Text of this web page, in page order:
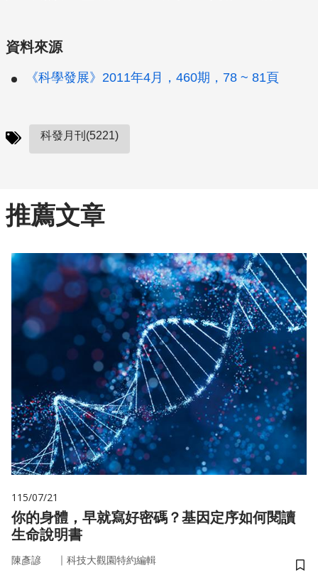
資料來源
《科學發展》2011年4月，460期，78 ~ 81頁
科發月刊(5221)
推薦文章
115/07/21
你的身體，早就寫好密碼？基因定序如何閱讀
生命說明書
陳彥諺 ｜ 科技大觀園特約編輯
儲